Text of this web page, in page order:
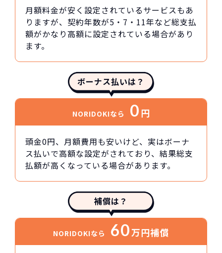
月額料金が安く設定されているサービスもあ
りますが、契約年数が5・7・11年など総支払
額がかなり高額に設定されている場合があり
ます。
ボーナス払いは？
NORIDOKIなら 0円
頭金0円、月額費用も安いけど、実はボーナ
ス払いで高額な設定がされており、結果総支
払額が高くなっている場合があります。
補償は？
NORIDOKIなら 60万円補償